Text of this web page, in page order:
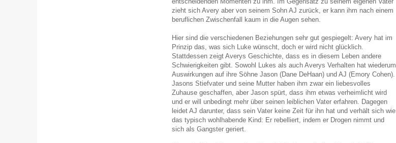
zieht sich Avery aber von seinem Sohn AJ zurück, er kann ihm nach einem
beruflichen Zwischenfall kaum in die Augen sehen.
Hier sind die verschiedenen Beziehungen sehr gut gespiegelt: Avery hat im
Prinzip das, was sich Luke wünscht, doch er wird nicht glücklich.
Stattdessen zeigt Averys Geschichte, dass es in diesem Leben andere
Schwierigkeiten gibt. Sowohl Lukes als auch Averys Verhalten hat wiederum
Auswirkungen auf ihre Söhne Jason (Dane DeHaan) und AJ (Emory Cohen).
Jasons Stiefvater und seine Mutter haben ihm zwar ein liebesvolles
Zuhause geschaffen, aber Jason spürt, dass ihm etwas verheimlicht wird
und er will unbedingt mehr über seinen leiblichen Vater erfahren. Dagegen
leidet AJ darunter, dass sein Vater keine Zeit für ihn hat und verhält sich wie
das typisch wohlhabende Kind: Er rebelliert, indem er Drogen nimmt und
sich als Gangster geriert.